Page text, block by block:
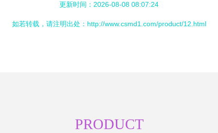
更新时间：2026-08-08 08:07:24
如若转载，请注明出处：http://www.csmd1.com/product/12.html
PRODUCT